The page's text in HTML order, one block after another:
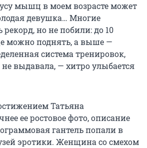
мышц в моем возрасте может
девушка… Многие
но не побили: до 10
можно поднять, а выше —
система тренировок,
не выдавала, — хитро улыбается
Татьяна
ее ростовое фото, описание
гантель попали в
эротики. Женщина со смехом